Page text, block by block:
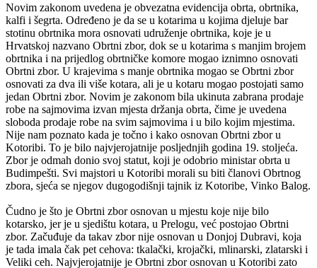
Novim zakonom uvedena je obvezatna evidencija obrta, obrtnika,
kalfi i šegrta. Određeno je da se u kotarima u kojima djeluje bar
stotinu obrtnika mora osnovati udruženje obrtnika, koje je u
Hrvatskoj nazvano Obrtni zbor, dok se u kotarima s manjim brojem
obrtnika i na prijedlog obrtničke komore mogao iznimno osnovati
Obrtni zbor. U krajevima s manje obrtnika mogao se Obrtni zbor
osnovati za dva ili više kotara, ali je u kotaru mogao postojati samo
jedan Obrtni zbor. Novim je zakonom bila ukinuta zabrana prodaje
robe na sajmovima izvan mjesta držanja obrta, čime je uvedena
sloboda prodaje robe na svim sajmovima i u bilo kojim mjestima.
Nije nam poznato kada je točno i kako osnovan Obrtni zbor u
Kotoribi. To je bilo najvjerojatnije posljednjih godina 19. stoljeća.
Zbor je odmah donio svoj statut, koji je odobrio ministar obrta u
Budimpešti. Svi majstori u Kotoribi morali su biti članovi Obrtnog
zbora, sjeća se njegov dugogodišnji tajnik iz Kotoribe, Vinko Balog.
Čudno je što je Obrtni zbor osnovan u mjestu koje nije bilo
kotarsko, jer je u sjedištu kotara, u Prelogu, već postojao Obrtni
zbor. Začuđuje da takav zbor nije osnovan u Donjoj Dubravi, koja
je tada imala čak pet cehova: tkalački, krojački, mlinarski, zlatarski i
Veliki ceh. Najvjerojatnije je Obrtni zbor osnovan u Kotoribi zato